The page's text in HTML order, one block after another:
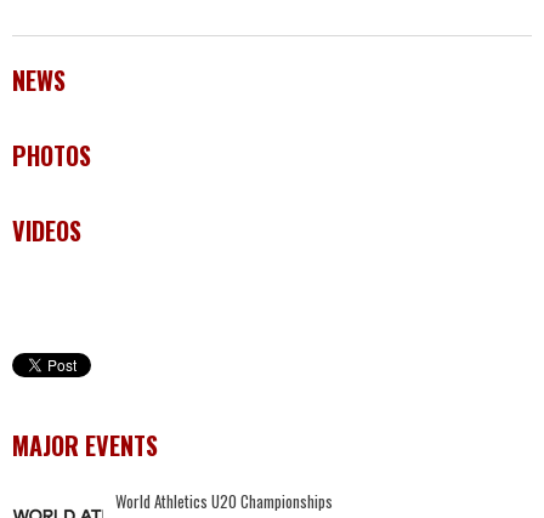
NEWS
PHOTOS
VIDEOS
MAJOR EVENTS
World Athletics U20 Championships